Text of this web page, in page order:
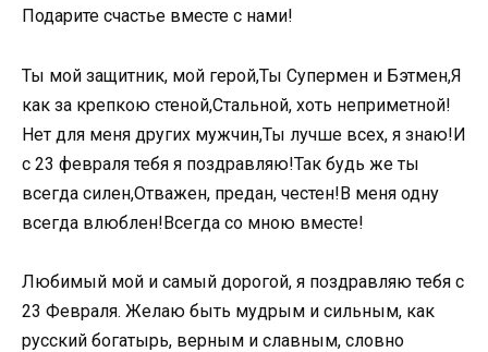
Подарите счастье вместе с нами!
Ты мой защитник, мой герой,Ты Супермен и Бэтмен,Я
как за крепкою стеной,Стальной, хоть неприметной!
Нет для меня других мужчин,Ты лучше всех, я знаю!И
с 23 февраля тебя я поздравляю!Так будь же ты
всегда силен,Отважен, предан, честен!В меня одну
всегда влюблен!Всегда со мною вместе!
Любимый мой и самый дорогой, я поздравляю тебя с
23 Февраля. Желаю быть мудрым и сильным, как
русский богатырь, верным и славным, словно